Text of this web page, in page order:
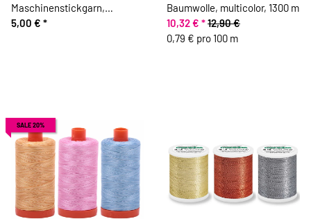
Maschinenstickgarn,
gedruckt, Madeira
5,00 € *
Baumwolle, multicolor, 1300 m
10,32 € *12,90 €
0,79 € pro 100 m
SALE 20%